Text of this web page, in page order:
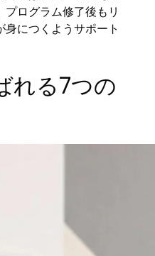
ログラム修了後もリ
につくようサポート
れる7つの